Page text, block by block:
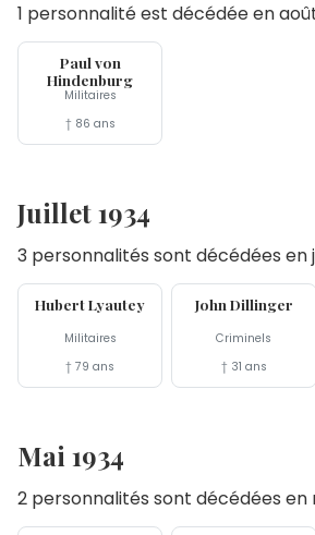
1 personnalité est décédée en
2 aoû
Paul von
Hindenburg
Militaires
† 86 ans
Juillet 1934
3 personnalités sont décédées en
27 jul
Hubert Lyautey
Militaires
† 79 ans
John Dillinger
Criminels
† 31 ans
Mai 1934
2 personnalités sont décédées en
23 mai